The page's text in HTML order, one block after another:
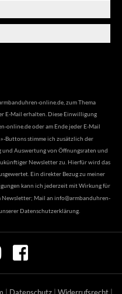
online.de, zum Thema
E-Mail erhalten. Diese Einwilligung
online.deoder am Ende jeder E-Mail
Buttons stimme ich zusätzlich der
und Auswertung von Öffnungsraten und
Newsletter zu. Hierfür wird das
Ein direkter Bezug zu meiner
kann ich jederzeit mit Wirkung für
Mail an info@armbanduhren-
Datenschutzerklärung
| Datenschutz | Widerrufsrecht |